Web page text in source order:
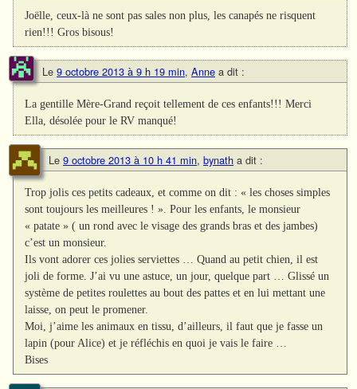
Joëlle, ceux-là ne sont pas sales non plus, les canapés ne risquent
rien!!! Gros bisous!
Le 9 octobre 2013 à 9 h 19 min, Anne a dit :
La gentille Mère-Grand reçoit tellement de ces enfants!!! Merci
Ella, désolée pour le RV manqué!
Le 9 octobre 2013 à 10 h 41 min, bynath a dit :
Trop jolis ces petits cadeaux, et comme on dit : « les choses simples
sont toujours les meilleures ! ». Pour les enfants, le monsieur
« patate » ( un rond avec le visage des grands bras et des jambes)
c’est un monsieur.
Ils vont adorer ces jolies serviettes … Quand au petit chien, il est
joli de forme. J’ai vu une astuce, un jour, quelque part … Glissé un
système de petites roulettes au bout des pattes et en lui mettant une
laisse, on peut le promener.
Moi, j’aime les animaux en tissu, d’ailleurs, il faut que je fasse un
lapin (pour Alice) et je réfléchis en quoi je vais le faire …
Bises